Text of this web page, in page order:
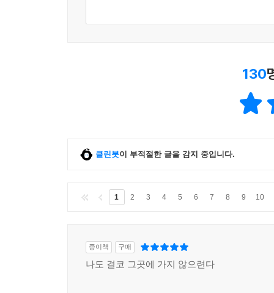
130
클린봇이 부적절한 글을 감지 중입니다.
1 2 3 4 5 6 7 8 9 10
종이책 구매
나도 결코 그곳에 가지 않으련다